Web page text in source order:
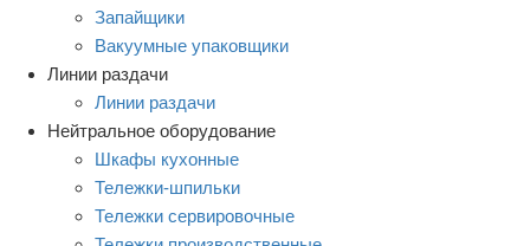
Запайщики
Вакуумные упаковщики
Линии раздачи
Линии раздачи
Нейтральное оборудование
Шкафы кухонные
Тележки-шпильки
Тележки сервировочные